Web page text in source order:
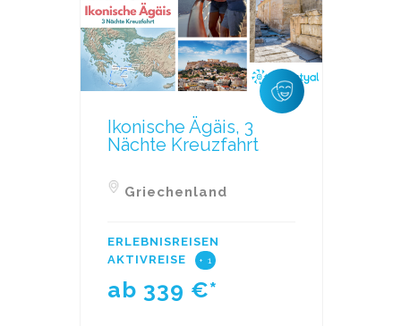
Ikonische Ägäis, 3
Nächte Kreuzfahrt
Griechenland
ERLEBNISREISEN
AKTIVREISE
+ 1
ab 339 €*